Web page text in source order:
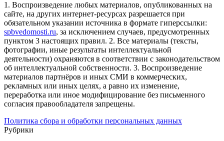
1. Воспроизведение любых материалов, опубликованных на
сайте, на других интернет-ресурсах разрешается при
обязательном указании источника в формате гиперссылки:
spbvedomosti.ru, за исключением случаев, предусмотренных
пунктом 3 настоящих правил. 2. Все материалы (тексты,
фотографии, иные результаты интеллектуальной
деятельности) охраняются в соответствии с законодательством
об интеллектуальной собственности. 3. Воспроизведение
материалов партнёров и иных СМИ в коммерческих,
рекламных или иных целях, а равно их изменение,
переработка или иное модифицирование без письменного
согласия правообладателя запрещены.
Политика сбора и обработки персональных данных
Рубрики